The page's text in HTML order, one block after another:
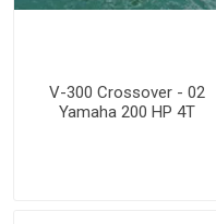
V-300 Crossover - 02
Yamaha 200 HP 4T